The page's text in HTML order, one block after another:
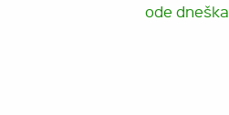
ode dneška